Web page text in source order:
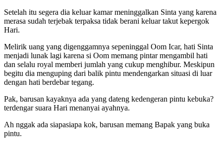
Setelah itu segera dia keluar kamar meninggalkan Sinta yang karena
merasa sudah terjebak terpaksa tidak berani keluar takut kepergok
Hari.
Melirik uang yang digenggamnya sepeninggal Oom Icar, hati Sinta
menjadi lunak lagi karena si Oom memang pintar mengambil hati
dan selalu royal memberi jumlah yang cukup menghibur. Meskipun
begitu dia menguping dari balik pintu mendengarkan situasi di luar
dengan hati berdebar tegang.
Pak, barusan kayaknya ada yang dateng kedengeran pintu kebuka?
terdengar suara Hari menanyai ayahnya.
Ah nggak ada siapasiapa kok, barusan memang Bapak yang buka
pintu.